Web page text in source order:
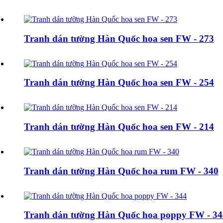
Tranh dán tường Hàn Quốc hoa sen FW - 273
Tranh dán tường Hàn Quốc hoa sen FW - 254
Tranh dán tường Hàn Quốc hoa sen FW - 214
Tranh dán tường Hàn Quốc hoa rum FW - 340
Tranh dán tường Hàn Quốc hoa poppy FW -